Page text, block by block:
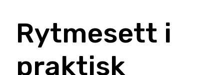
Rytmesett i
praktisk